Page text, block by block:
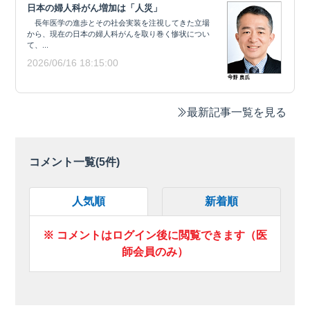
日本の婦人科がん増加は「人災」
長年医学の進歩とその社会実装を注視してきた立場
から、現在の日本の婦人科がんを取り巻く惨状につい
て、...
2026/06/16 18:15:00
最新記事一覧を見る
コメント一覧(5件)
人気順 新着順
※ コメントはログイン後に閲覧できます（医
師会員のみ）